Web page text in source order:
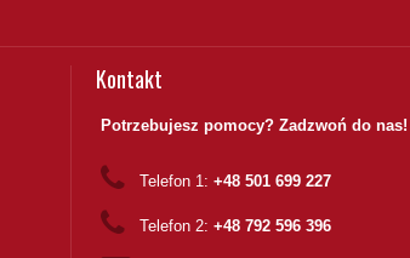
Kontakt
Potrzebujesz pomocy? Zadzwoń do nas!
Telefon 1: +48 501 699 227
Telefon 2: +48 792 596 396